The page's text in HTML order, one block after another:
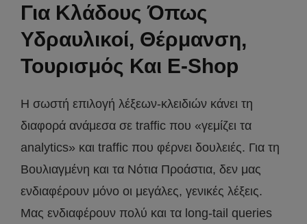
Για Κλάδους Όπως
Υδραυλικοί, Θέρμανση,
Τουρισμός Και E-Shop
Η σωστή επιλογή λέξεων-κλειδιών κάνει τη
διαφορά ανάμεσα σε traffic που «γεμίζει τα
analytics» και traffic που φέρνει δουλειές. Για τη
Βουλιαγμένη και τα Νότια Προάστια, δεν μας
ενδιαφέρουν μόνο οι μεγάλες, γενικές λέξεις.
Μας ενδιαφέρουν πολύ και τα long-tail queries